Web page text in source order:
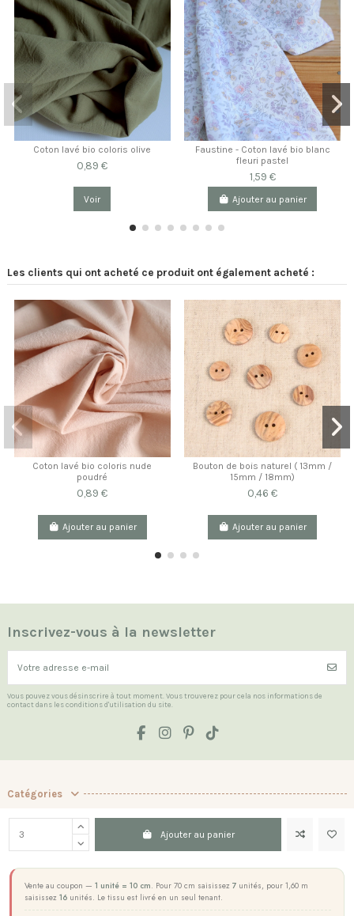
Ajouter au panier
Vente au coupon — 1 unité = 10 cm. Pour 70 cm saisissez 7 unités, pour 1,60 m
saisissez 16 unités. Le tissu est livré en un seul tenant.
Coton lavé bio coloris olive
0,89 €
Voir
Faustine - Coton lavé bio blanc
fleuri pastel
1,59 €
Ajouter au panier
Les clients qui ont acheté ce produit ont également acheté :
Coton lavé bio coloris nude
poudré
0,89 €
Ajouter au panier
Bouton de bois naturel ( 13mm /
15mm / 18mm)
0,46 €
Ajouter au panier
Inscrivez-vous à la newsletter
Vous pouvez vous désinscrire à tout moment. Vous trouverez pour cela nos informations de
contact dans les conditions d'utilisation du site.
Catégories
Les Indispensables
La boutique
Contact us